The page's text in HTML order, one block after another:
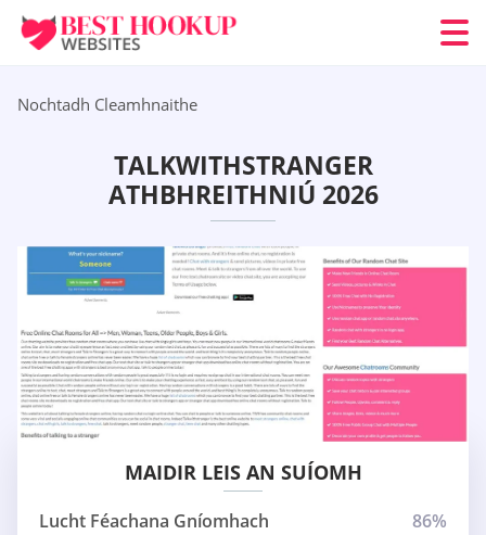
Nochtadh Cleamhnaithe
TALKWITHSTRANGER
ATHBHREITHNIÚ 2026
MAIDIR LEIS AN SUÍOMH
Lucht Féachana Gníomhach
86%